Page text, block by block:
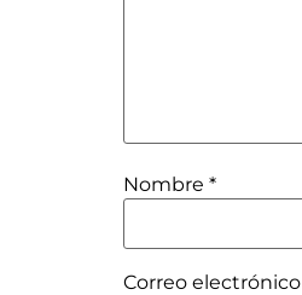
Nombre *
Correo electrónico